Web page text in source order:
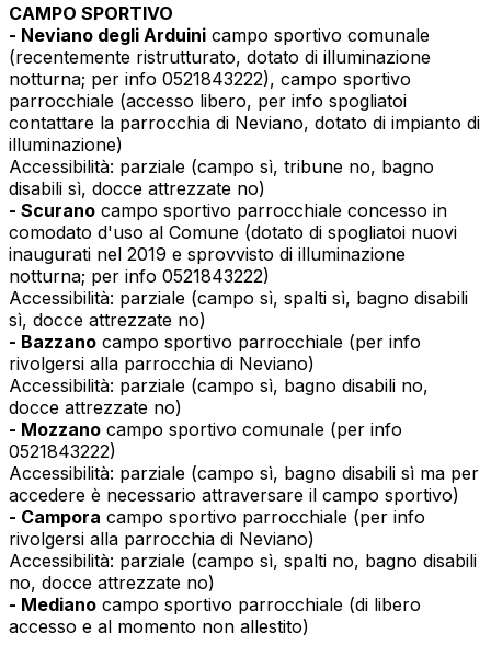
CAMPO SPORTIVO
- Neviano degli Arduini campo sportivo comunale
(recentemente ristrutturato, dotato di illuminazione
notturna; per info 0521843222), campo sportivo
parrocchiale (accesso libero, per info spogliatoi
contattare la parrocchia di Neviano, dotato di impianto di
illuminazione)
Accessibilità: parziale (campo sì, tribune no, bagno
disabili sì, docce attrezzate no)
- Scurano campo sportivo parrocchiale concesso in
comodato d'uso al Comune (dotato di spogliatoi nuovi
inaugurati nel 2019 e sprovvisto di illuminazione
notturna; per info 0521843222)
Accessibilità: parziale (campo sì, spalti sì, bagno disabili
sì, docce attrezzate no)
- Bazzano campo sportivo parrocchiale (per info
rivolgersi alla parrocchia di Neviano)
Accessibilità: parziale (campo sì, bagno disabili no,
docce attrezzate no)
- Mozzano campo sportivo comunale (per info
0521843222)
Accessibilità: parziale (campo sì, bagno disabili sì ma per
accedere è necessario attraversare il campo sportivo)
- Campora campo sportivo parrocchiale (per info
rivolgersi alla parrocchia di Neviano)
Accessibilità: parziale (campo sì, spalti no, bagno disabili
no, docce attrezzate no)
- Mediano campo sportivo parrocchiale (di libero
accesso e al momento non allestito)